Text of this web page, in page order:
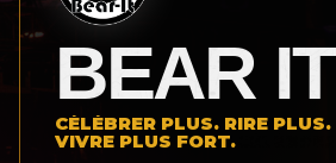
BEAR IT
CÉLÉBRER PLUS. RIRE PLUS.
VIVRE PLUS FORT.